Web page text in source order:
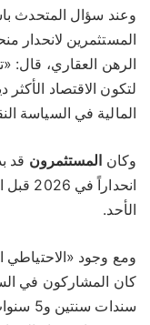
وعند سؤال المتحدث
المستثمرين لانحدار
الرهن العقاري، قال:
لتكون الاقتصاد
المالية في السياسة
وكان المستثمرون قد
انحداراً في 2026 قبل الإعلان عن
الأحد.
ومع وجود «الاحتياطي
كان المشاركون في